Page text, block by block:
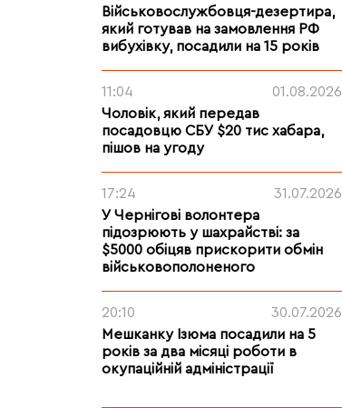
Військовослужбовця-дезертира,
який готував на замовлення РФ
вибухівку, посадили на 15 років
11:04
01.08.2026
Чоловік, який передав
посадовцю СБУ $20 тис хабара,
пішов на угоду
17:24
31.07.2026
У Чернігові волонтера
підозрюють у шахрайстві: за
$5000 обіцяв прискорити обмін
військовополоненого
20:10
30.07.2026
Мешканку Ізюма посадили на 5
років за два місяці роботи в
окупаційній адміністрації